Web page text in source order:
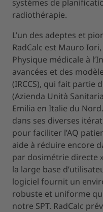
systèmes de
radiothérapie.
L’un des adeptes et
RadCalc est Mauro
Physique médicale à
avancées et des
(IRCCS), qui fait partie
(Azienda Unità
Emilia en Italie du
dans ses diverses
pour faciliter l’AQ
aide à réduire encore
par dosimétrie directe
la large base
logiciel fournit un
robuste et uniforme
notre SPT. RadCalc